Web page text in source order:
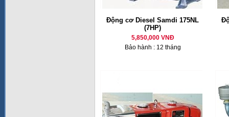
Động cơ Diesel Samdi 175NL
(7HP)
5,850,000 VNĐ
Bảo hành : 12 tháng